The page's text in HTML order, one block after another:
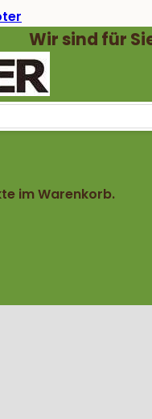
Wir sind für
im Warenkorb.